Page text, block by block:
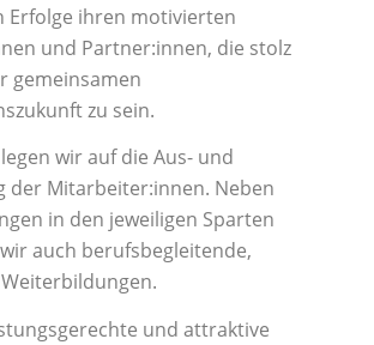
Erfolge ihren motivierten
und Partner:innen, die stolz
gemeinsamen
zu sein.
wir auf die Aus- und
der Mitarbeiter:innen. Neben
in den jeweiligen Sparten
auch berufsbegleitende,
und attraktive